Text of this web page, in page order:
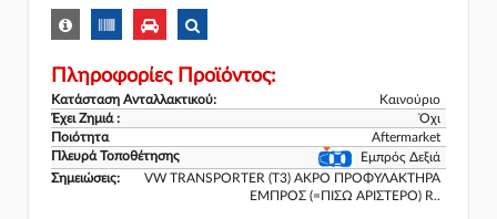
Πληροφορίες Προϊόντος:
Κατάσταση Ανταλλακτικού:
Καινούριο
Έχει Ζημιά :
Όχι
Ποιότητα
Aftermarket
Πλευρά Τοποθέτησης
Εμπρός Δεξιά
Σημειώσεις:
VW TRANSPORTER (T3) ΑΚΡΟ ΠΡΟΦΥΛΑΚΤΗΡΑ
ΕΜΠΡΟΣ (=ΠΙΣΩ ΑΡΙΣΤΕΡΟ) R..